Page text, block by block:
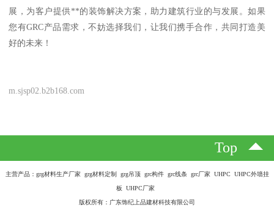
展，为客户提供**的装饰解决方案，助力建筑行业的与发展。如果
您有GRC产品需求，不妨选择我们，让我们携手合作，共同打造美
好的未来！
m.sjsp02.b2b168.com
Top
主营产品：grg材料生产厂家 grg材料定制 grg吊顶 grc构件 grc线条 grc厂家 UHPC UHPC外墙挂
板 UHPC厂家
版权所有：广东饰纪上品建材科技有限公司